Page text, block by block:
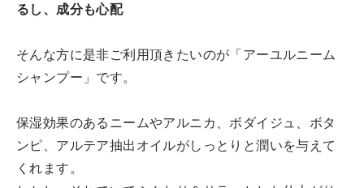
るし、成分も心配
そんな方に是非ご利用頂きたいのが「アーユルニーム
シャンプー」です。
保湿効果のあるニームやアルニカ、ボダイジュ、ボタ
ンピ、アルテア抽出オイルがしっとりと潤いを与えて
くれます。